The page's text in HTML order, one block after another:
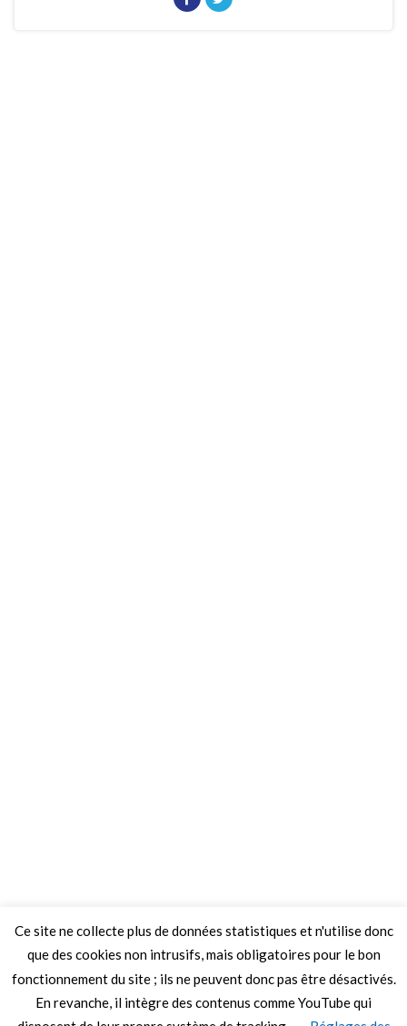
Ce site ne collecte plus de données statistiques et n'utilise donc
que des cookies non intrusifs, mais obligatoires pour le bon
fonctionnement du site ; ils ne peuvent donc pas être désactivés.
En revanche, il intègre des contenus comme YouTube qui